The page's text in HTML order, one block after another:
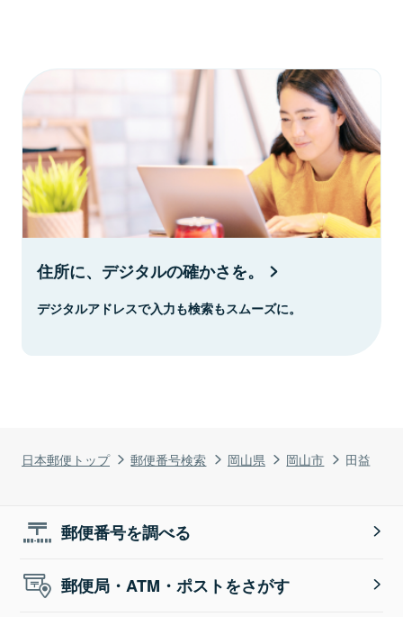
日本郵便トップ 郵便番号検索 岡山県 岡山市 田益
住所に、デジタルの確かさを。
デジタルアドレスで入力も検索もスムーズに。
郵便番号を調べる
郵便局・ATM・ポストをさがす